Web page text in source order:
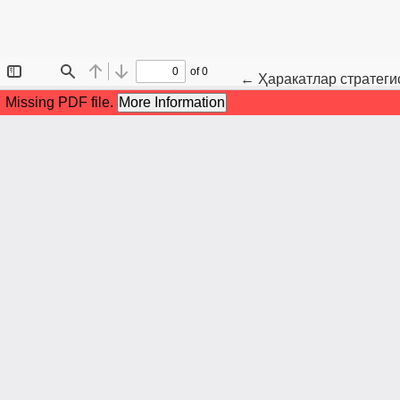
← Maqola tafsilotlariga
Ҳаракатлар